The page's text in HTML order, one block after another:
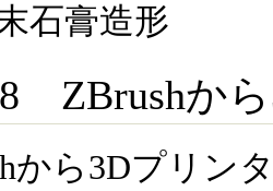
石膏造形
ZBrushか
から3Dプリン